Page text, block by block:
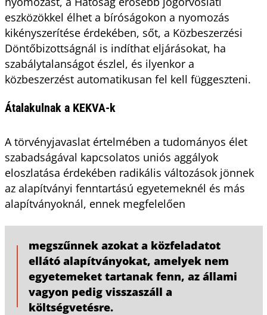
eszközökkel élhet a bíróságokon a nyomozás
kikényszerítése érdekében, sőt, a Közbeszerzési
Döntőbizottságnál is indíthat eljárásokat, ha
szabálytalanságot észlel, és ilyenkor a
közbeszerzést automatikusan fel kell függeszteni.
Átalakulnak a KEKVA-k
A törvényjavaslat értelmében a tudományos élet
szabadságával kapcsolatos uniós aggályok
eloszlatása érdekében radikális változások jönnek
az alapítványi fenntartású egyetemeknél és más
alapítványoknál, ennek megfelelően
megszűnnek azokat a közfeladatot
ellátó alapítványokat, amelyek nem
egyetemeket tartanak fenn, az állami
vagyon pedig visszaszáll a
költségvetésre.